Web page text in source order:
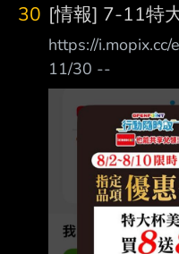
30 [情報] 7-11特
https://
11/30 --